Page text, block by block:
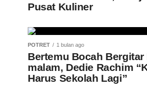
Pusat Kuliner
POTRET 1 bulan ago
Bertemu Bocah Bergitar
malam, Dedie Rachim
Harus Sekolah Lagi”